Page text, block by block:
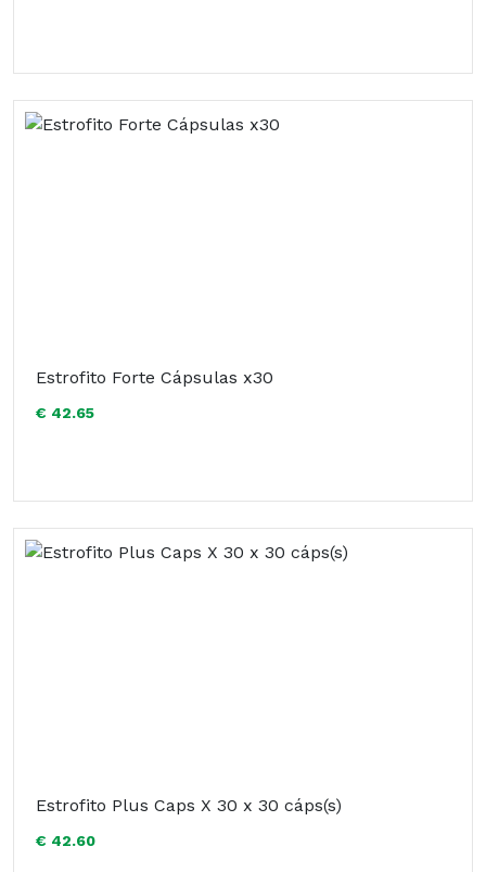
Estrofito Forte Cápsulas x30
€ 42.65
Estrofito Plus Caps X 30 x 30 cáps(s)
€ 42.60